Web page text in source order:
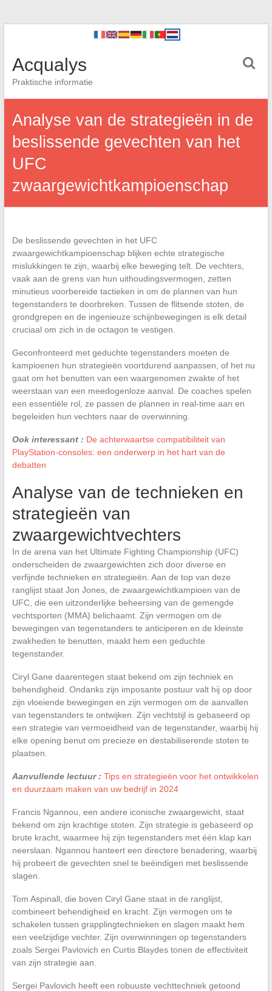
Acqualys
Praktische informatie
Analyse van de strategieën in de
beslissende gevechten van het
UFC
zwaargewichtkampioenschap
De beslissende gevechten in het UFC
zwaargewichtkampioenschap blijken echte strategische
mislukkingen te zijn, waarbij elke beweging telt. De vechters,
vaak aan de grens van hun uithoudingsvermogen, zetten
minutieus voorbereide tactieken in om de plannen van hun
tegenstanders te doorbreken. Tussen de flitsende stoten, de
grondgrepen en de ingenieuze schijnbewegingen is elk detail
cruciaal om zich in de octagon te vestigen.
Geconfronteerd met geduchte tegenstanders moeten de
kampioenen hun strategieën voortdurend aanpassen, of het nu
gaat om het benutten van een waargenomen zwakte of het
weerstaan van een meedogenloze aanval. De coaches spelen
een essentiële rol, ze passen de plannen in real-time aan en
begeleiden hun vechters naar de overwinning.
Ook interessant : De achterwaartse compatibiliteit van
PlayStation-consoles: een onderwerp in het hart van de
debatten
Analyse van de technieken en
strategieën van
zwaargewichtvechters
In de arena van het Ultimate Fighting Championship (UFC)
onderscheiden de zwaargewichten zich door diverse en
verfijnde technieken en strategieën. Aan de top van deze
ranglijst staat Jon Jones, de zwaargewichtkampioen van de
UFC, die een uitzonderlijke beheersing van de gemengde
vechtsporten (MMA) belichaamt. Zijn vermogen om de
bewegingen van tegenstanders te anticiperen en de kleinste
zwakheden te benutten, maakt hem een geduchte
tegenstander.
Ciryl Gane daarentegen staat bekend om zijn techniek en
behendigheid. Ondanks zijn imposante postuur valt hij op door
zijn vloeiende bewegingen en zijn vermogen om de aanvallen
van tegenstanders te ontwijken. Zijn vechtstijl is gebaseerd op
een strategie van vermoeidheid van de tegenstander, waarbij hij
elke opening benut om precieze en destabiliserende stoten te
plaatsen.
Aanvullende lectuur : Tips en strategieën voor het ontwikkelen
en duurzaam maken van uw bedrijf in 2024
Francis Ngannou, een andere iconische zwaargewicht, staat
bekend om zijn krachtige stoten. Zijn strategie is gebaseerd op
brute kracht, waarmee hij zijn tegenstanders met één klap kan
neerslaan. Ngannou hanteert een directere benadering, waarbij
hij probeert de gevechten snel te beëindigen met beslissende
slagen.
Tom Aspinall, die boven Ciryl Gane staat in de ranglijst,
combineert behendigheid en kracht. Zijn vermogen om te
schakelen tussen grapplingtechnieken en slagen maakt hem
een veelzijdige vechter. Zijn overwinningen op tegenstanders
zoals Sergei Pavlovich en Curtis Blaydes tonen de effectiviteit
van zijn strategie aan.
Sergei Pavlovich heeft een robuuste vechttechniek getoond